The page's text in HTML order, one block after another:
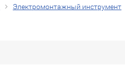
Электромонтажный инструмент